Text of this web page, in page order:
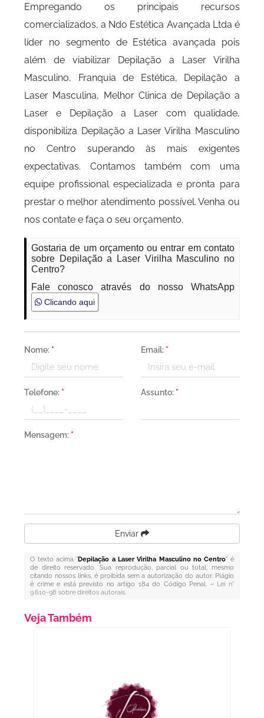
Empregando os principais recursos
comercializados, a Ndo Estética Avançada Ltda é
líder no segmento de Estética avançada pois
além de viabilizar Depilação a Laser Virilha
Masculino, Franquia de Estética, Depilação a
Laser Masculina, Melhor Clinica de Depilação a
Laser e Depilação a Laser com qualidade,
disponibiliza Depilação a Laser Virilha Masculino
no Centro superando às mais exigentes
expectativas. Contamos também com uma
equipe profissional especializada e pronta para
prestar o melhor atendimento possível. Venha ou
nos contate e faça o seu orçamento.
Gostaria de um orçamento ou entrar em contato
sobre Depilação a Laser Virilha Masculino no
Centro?
Fale conosco através do nosso WhatsApp
Clicando aqui
Nome: * Email: *
Telefone: * Assunto: *
Mensagem: *
Enviar
O texto acima "Depilação a Laser Virilha Masculino no Centro" é
de direito reservado. Sua reprodução, parcial ou total, mesmo
citando nossos links, é proibida sem a autorização do autor. Plágio
é crime e está previsto no artigo 184 do Código Penal. – Lei n°
9.610-98 sobre direitos autorais.
Veja Também